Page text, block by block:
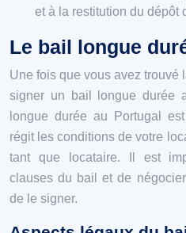
et à la restitution du dépôt
Le bail longue
Une fois que vous avez trouvé
signer un bail longue durée
longue durée au Portugal
régit les conditions de votre
tant que locataire. Il est
clauses du bail et de
de le signer.